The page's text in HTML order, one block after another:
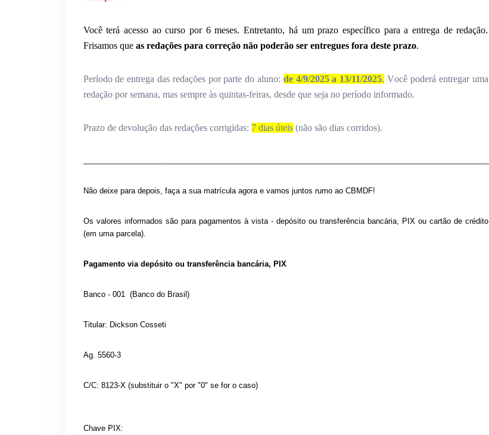
Você terá acesso ao curso por 6 meses. Entretanto, há um prazo específico para a entrega de redação.
Frisamos que as redações para correção não poderão ser entregues fora deste prazo.
Período de entrega das redações por parte do aluno: de 4/9/2025 a 13/11/2025. Você poderá entregar uma
redação por semana, mas sempre às quintas-feiras, desde que seja no período informado.
Prazo de devolução das redações corrigidas: 7 dias úteis(não são dias corridos).
Não deixe para depois, faça a sua matrícula agora e vamos juntos rumo ao CBMDF!
Os valores informados são para pagamentos à vista - depósito ou transferência bancária, PIX ou cartão de crédito
(em uma parcela).
Pagamento via depósito ou transferência bancária, PIX
Banco - 001 (Banco do Brasil)
Titular: Dickson Cosseti
Ag. 5560-3
C/C: 8123-X (substituir o "X" por "0" se for o caso)
Chave PIX: